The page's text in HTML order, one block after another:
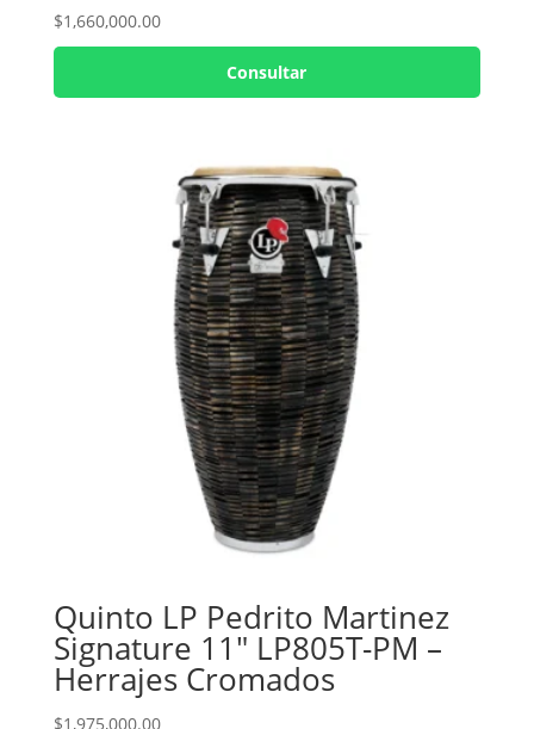
$1,660,000.00
Consultar
Quinto LP Pedrito Martinez
Signature 11″ LP805T-PM –
Herrajes Cromados
$1,975,000.00